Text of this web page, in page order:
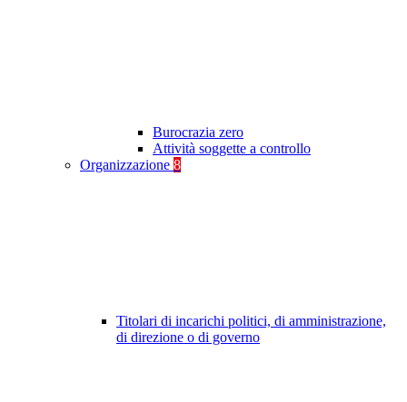
Burocrazia zero
Attività soggette a controllo
Organizzazione 8
Titolari di incarichi politici, di amministrazione,
di direzione o di governo